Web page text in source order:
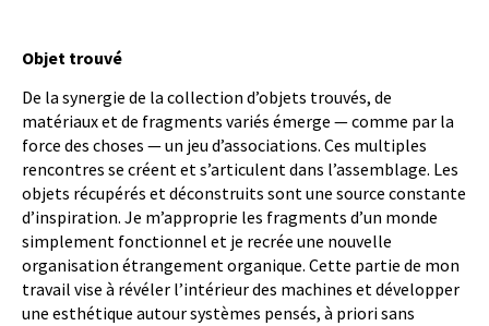
Objet trouvé
De la synergie de la collection d’objets trouvés, de
matériaux et de fragments variés émerge — comme par la
force des choses — un jeu d’associations. Ces multiples
rencontres se créent et s’articulent dans l’assemblage. Les
objets récupérés et déconstruits sont une source constante
d’inspiration. Je m’approprie les fragments d’un monde
simplement fonctionnel et je recrée une nouvelle
organisation étrangement organique. Cette partie de mon
travail vise à révéler l’intérieur des machines et développer
une esthétique autour systèmes pensés, à priori sans